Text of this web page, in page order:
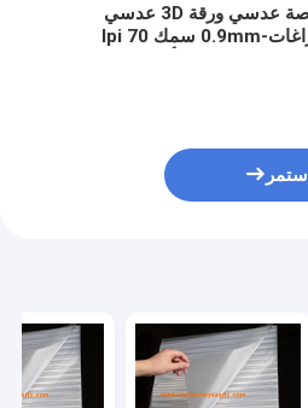
رخيصة عدسي ورقة 3D عدسي
الفراغات-0.9mm سمك 70 lpi
استمر